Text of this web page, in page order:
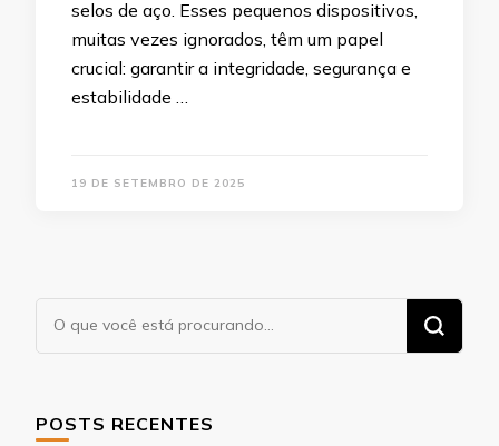
selos de aço. Esses pequenos dispositivos,
muitas vezes ignorados, têm um papel
crucial: garantir a integridade, segurança e
estabilidade …
19 DE SETEMBRO DE 2025
Procurando
algo?
POSTS RECENTES